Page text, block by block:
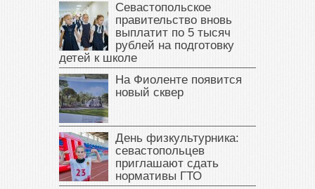
Севастопольское
правительство вновь
выплатит по 5 тысяч
рублей на подготовку
детей к школе
На Фиоленте появится
новый сквер
День физкультурника:
севастопольцев
приглашают сдать
нормативы ГТО